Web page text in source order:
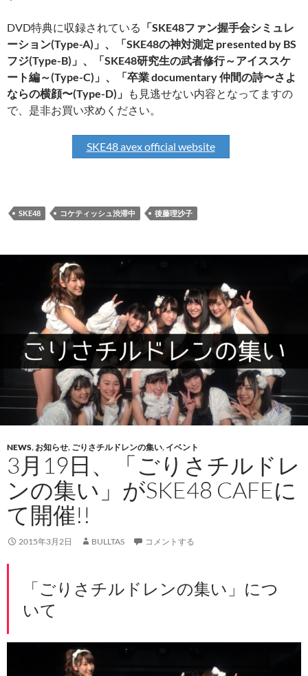
DVD特典に収録されている 「SKE48ファン握手会シミュレ
ーション(Type-A)」、「SKE48の神対測定 presented by BS
フジ(Type-B)」、「SKE48研究生の武者修行～アイススケ
ート編～(Type-C)」、「卒業 documentary 仲間の詩〜さよ
ならの横顔〜(Type-D)」 も見逃せない内容となってますの
で、是非お買い求めください。
SKE48 avex official website
SKE48 コケティッシュ渋滞中 後藤理沙子
NEWS, お知らせ, ごりさチルドレンの集い, イベント
3月19日、「ごりさチルドレ
ンの集い」がSKE48 CAFEに
て開催!!
2015年3月2日 BULLTAS コメントする
「ごりさチルドレンの集い」につ
いて